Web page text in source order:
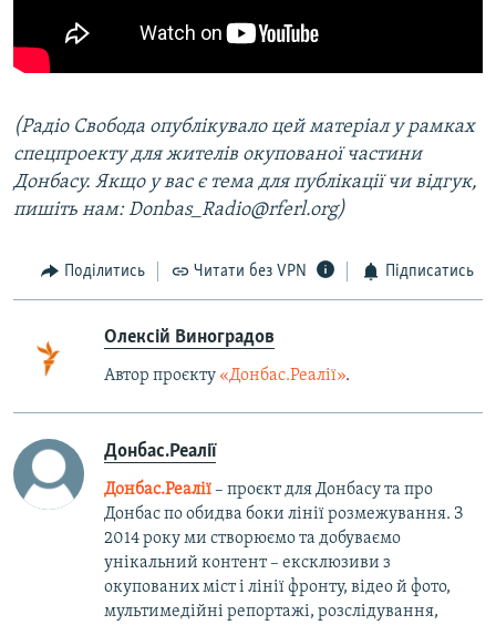
(Радіо Свобода опублікувало цей матеріал у рамках
спецпроекту для жителів окупованої частини
Донбасу. Якщо у вас є тема для публікації чи відгук,
пишіть нам: Donbas_Radio@rferl.org)
Поділитись Читати без VPN Підписатись
Олексій Виноградов
Автор проєкту «Донбас.Реалії».
Донбас.Реалії
Донбас.Реалії– проєкт для Донбасу та про
Донбас по обидва боки лінії розмежування. З
2014 року ми створюємо та добуваємо
унікальний контент – ексклюзиви з
окупованих міст і лінії фронту, відео й фото,
мультимедійні репортажі, розслідування,